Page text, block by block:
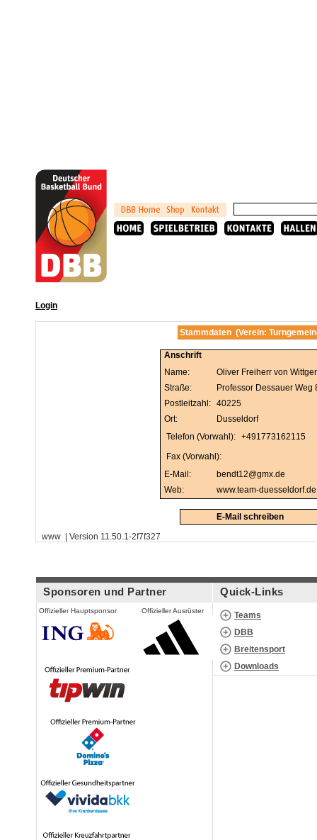
Login
Stammdaten (Verein:
Anschrift
Name:
Oliver Freiherr von
Straße:
Professor Dessauer Weg
Postleitzahl: 40225
Ort:
Dusseldorf
Telefon (Vorwahl): +491773162115
Fax (Vorwahl):
E-Mail:
bendt12@gmx.de
Web:
www.team-duesseldorf.de
E-Mail schreiben
www | Version 11.50.1-2f7f327
Sponsoren und Partner
Offizieller Hauptsponsor Offizieller Ausrüster
Quick-Links
Teams
DBB
Breitensport
Downloads